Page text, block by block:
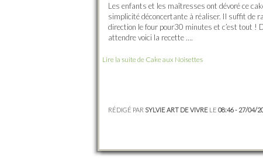
Les enfants et les maîtresses ont dévoré ce
simplicité déconcertante à réaliser. Il suffit de
direction le four pour30 minutes et c’est tout !
attendre voici la recette ….
Lire la suite de Cake aux Noisettes
RÉDIGÉ PAR SYLVIE ART DE VIVRE LE 08:46 - 27/04/